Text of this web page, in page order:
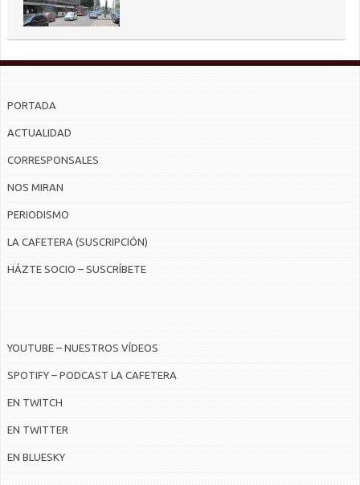
PORTADA
ACTUALIDAD
CORRESPONSALES
NOS MIRAN
PERIODISMO
LA CAFETERA (SUSCRIPCIÓN)
HÁZTE SOCIO – SUSCRÍBETE
YOUTUBE – NUESTROS VÍDEOS
SPOTIFY – PODCAST LA CAFETERA
EN TWITCH
EN TWITTER
EN BLUESKY